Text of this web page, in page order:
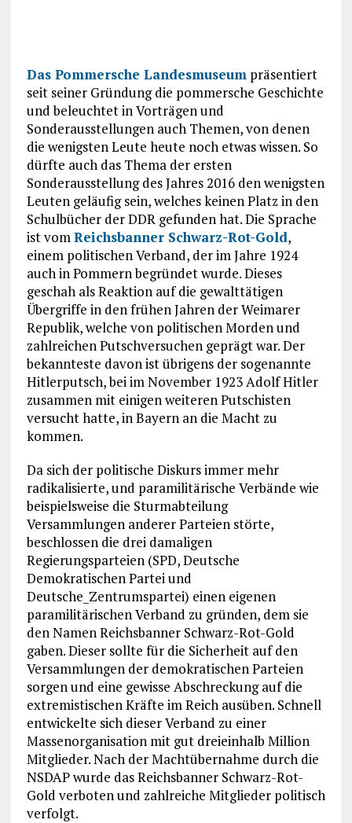
Das Pommersche Landesmuseumpräsentiert
seit seiner Gründung die pommersche Geschichte
und beleuchtet in Vorträgen und
Sonderausstellungen auch Themen, von denen
die wenigsten Leute heute noch etwas wissen. So
dürfte auch das Thema der ersten
Sonderausstellung des Jahres 2016 den wenigsten
Leuten geläufig sein, welches keinen Platz in den
Schulbücher der DDR gefunden hat. Die Sprache
ist vomReichsbanner Schwarz-Rot-Gold,
einem politischen Verband, der im Jahre 1924
auch in Pommern begründet wurde. Dieses
geschah als Reaktion auf die gewalttätigen
Übergriffe in den frühen Jahren der Weimarer
Republik, welche von politischen Morden und
zahlreichen Putschversuchen geprägt war. Der
bekannteste davon ist übrigens der sogenannte
Hitlerputsch, bei im November 1923 Adolf Hitler
zusammen mit einigen weiteren Putschisten
versucht hatte, in Bayern an die Macht zu
kommen.
Da sich der politische Diskurs immer mehr
radikalisierte, und paramilitärische Verbände wie
beispielsweise die Sturmabteilung
Versammlungen anderer Parteien störte,
beschlossen die drei damaligen
Regierungsparteien (SPD, Deutsche
Demokratischen Partei und
Deutsche_Zentrumspartei) einen eigenen
paramilitärischen Verband zu gründen, dem sie
den Namen Reichsbanner Schwarz-Rot-Gold
gaben. Dieser sollte für die Sicherheit auf den
Versammlungen der demokratischen Parteien
sorgen und eine gewisse Abschreckung auf die
extremistischen Kräfte im Reich ausüben. Schnell
entwickelte sich dieser Verband zu einer
Massenorganisation mit gut dreieinhalb Million
Mitglieder. Nach der Machtübernahme durch die
NSDAP wurde das Reichsbanner Schwarz-Rot-
Gold verboten und zahlreiche Mitglieder politisch
verfolgt.